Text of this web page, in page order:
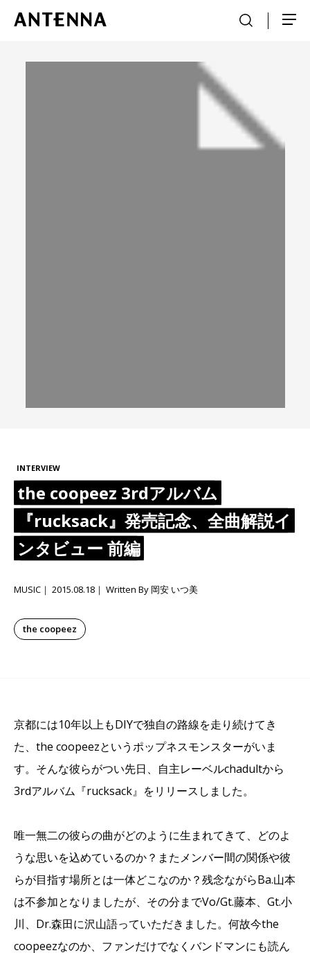
INTERVIEW
the coopeez 3rdアルバム
『rucksack』発売記念、全曲解説イ
ンタビュー 前編
the coopeez
MUSIC 2015.08.18 Written By 岡安 いつ美
京都には10年以上もDIYで独自の路線を走り続けてき
た、the coopeezというポップネスモンスターがいま
す。そんな彼らがつい先日、自主レーベルchadultから
3rdアルバム『rucksack』をリリースしました。
唯一無二の彼らの曲がどのように生まれてきて、どのよ
うな思いを込めているのか？またメンバー間の関係や彼
らが目指す場所とは一体どこなのか？残念ながらBa.山本
は不参加となりましたが、その分までVo/Gt.藤本、Gt.小
川、Dr.森田に沢山語っていただきました。何故今the
coopeezなのか、ファンだけでなくバンドマンにも読ん